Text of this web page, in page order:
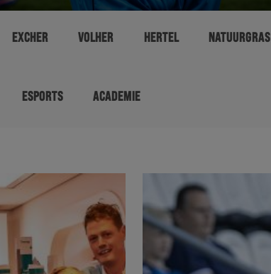
EXCHER VOLHER HERTEL NATUURGRAS
ESPORTS ACADEMIE